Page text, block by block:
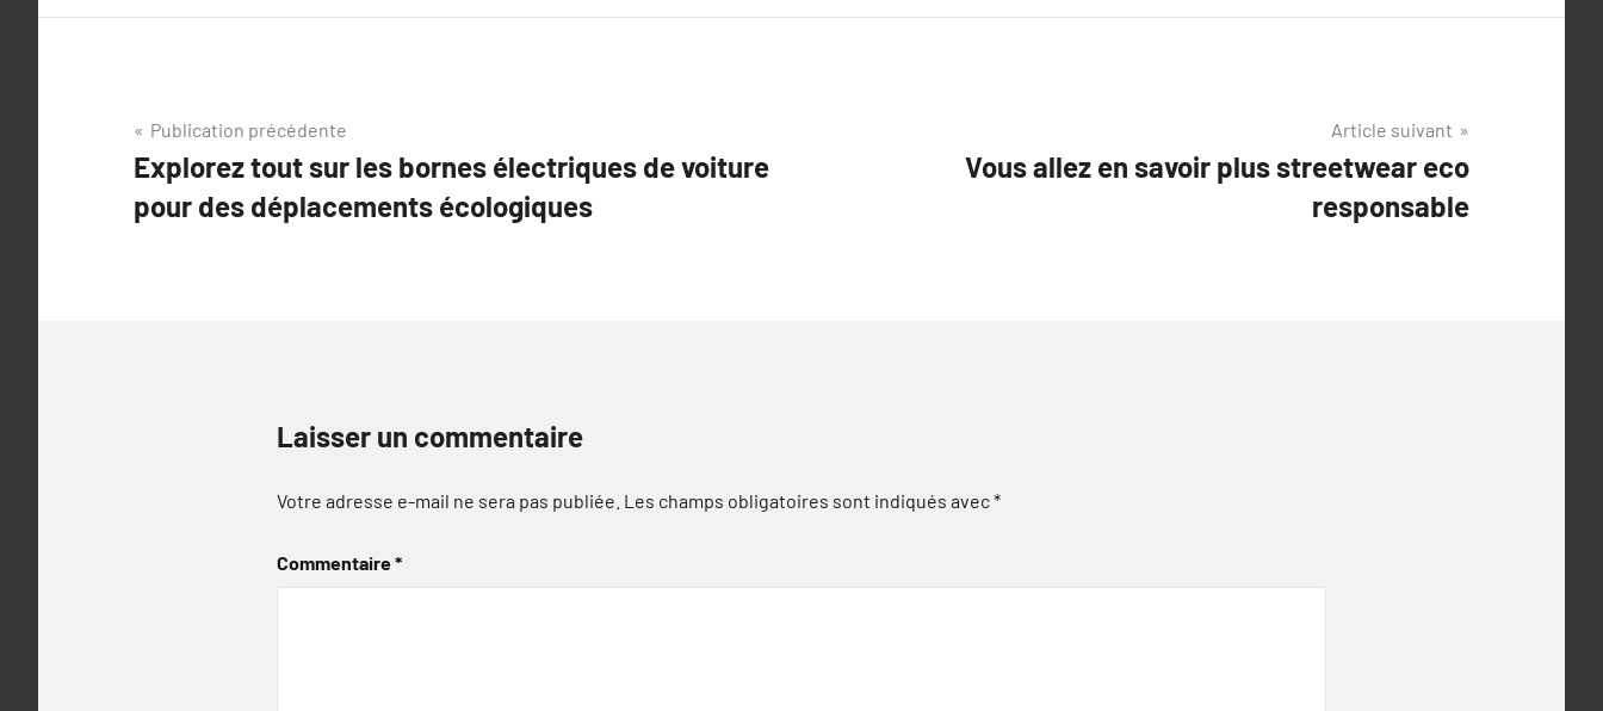
Navigation
de
l’article
Publication précédente
Explorez tout sur les bornes électriques de voiture
pour des déplacements écologiques
Article suivant
Vous allez en savoir plus streetwear eco
responsable
Laisser un commentaire
Votre adresse e-mail ne sera pas publiée. Les champs obligatoires sont indiqués avec*
Commentaire*